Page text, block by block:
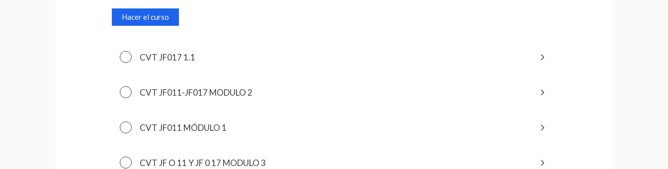
Hacer el curso
CVT JF017 1.1
CVT JF011-JF017 MODULO 2
CVT JF011 MÓDULO 1
CVT JF O 11 Y JF 0 17 MODULO 3